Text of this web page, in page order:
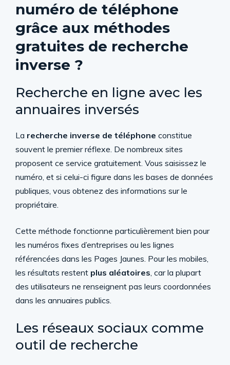
numéro de téléphone
grâce aux méthodes
gratuites de recherche
inverse ?
Recherche en ligne avec les
annuaires inversés
La recherche inverse de téléphone constitue
souvent le premier réflexe. De nombreux sites
proposent ce service gratuitement. Vous saisissez le
numéro, et si celui-ci figure dans les bases de données
publiques, vous obtenez des informations sur le
propriétaire.
Cette méthode fonctionne particulièrement bien pour
les numéros fixes d’entreprises ou les lignes
référencées dans les Pages Jaunes. Pour les mobiles,
les résultats restent plus aléatoires, car la plupart
des utilisateurs ne renseignent pas leurs coordonnées
dans les annuaires publics.
Les réseaux sociaux comme
outil de recherche